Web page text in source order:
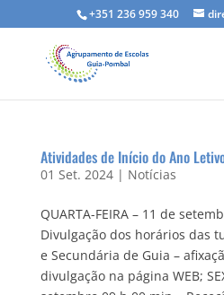
+351 236 959 340
Atividades de Início do Ano
01 Set. 2024| Notícias
QUARTA-FEIRA – 11 de
Divulgação dos horários das
e Secundária de Guia –
divulgação na página WEB;